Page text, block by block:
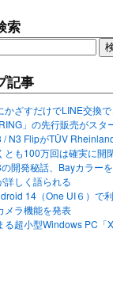
索
記事
かざすだけでLINE交換
」の先行販売がスタ
/ N3 FlipがTÜV
とも100万回は確実に開
開発秘話、Bayカラー
詳しく語られる
14（One UI６）で
メラ機能を発表
る超小型Windows PC「